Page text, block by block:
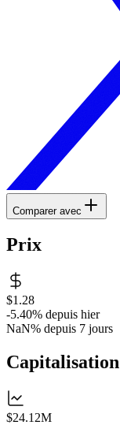
Comparer avec
Prix
$1.28
-5.40% depuis hier
NaN% depuis 7 jours
Capitalisation
$24.12M